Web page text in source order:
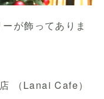
が飾ってありま
（Lanai Cafe）